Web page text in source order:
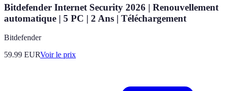
Bitdefender Internet Security 2026 | Renouvellement
automatique | 5 PC | 2 Ans | Téléchargement
Bitdefender
59.99 EURVoir le prix